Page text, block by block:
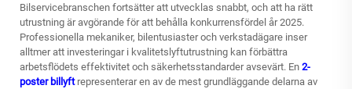
Bilservicebranschen fortsätter att utvecklas snabbt, och att ha rätt
utrustning är avgörande för att behålla konkurrensfördel år 2025.
Professionella mekaniker, bilentusiaster och verkstadägare inser
alltmer att investeringar i kvalitetslyftutrustning kan förbättra
arbetsflödets effektivitet och säkerhetsstandarder avsevärt. En 2-
poster billyft representerar en av de mest grundläggande delarna av